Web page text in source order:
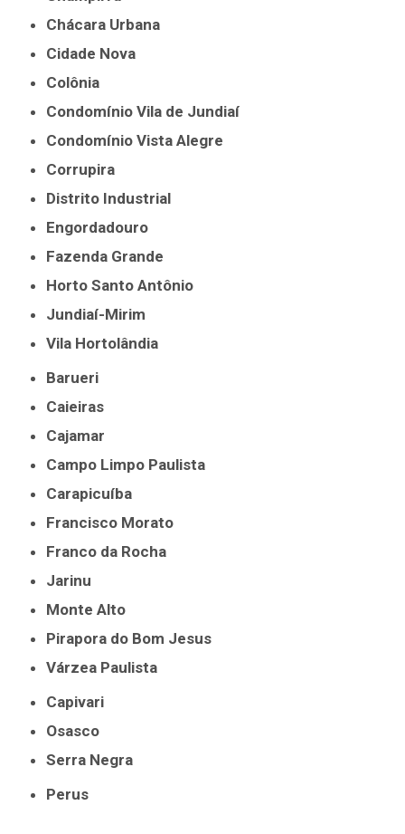
Chácara Urbana
Cidade Nova
Colônia
Condomínio Vila de Jundiaí
Condomínio Vista Alegre
Corrupira
Distrito Industrial
Engordadouro
Fazenda Grande
Horto Santo Antônio
Jundiaí-Mirim
Vila Hortolândia
Barueri
Caieiras
Cajamar
Campo Limpo Paulista
Carapicuíba
Francisco Morato
Franco da Rocha
Jarinu
Monte Alto
Pirapora do Bom Jesus
Várzea Paulista
Capivari
Osasco
Serra Negra
Perus